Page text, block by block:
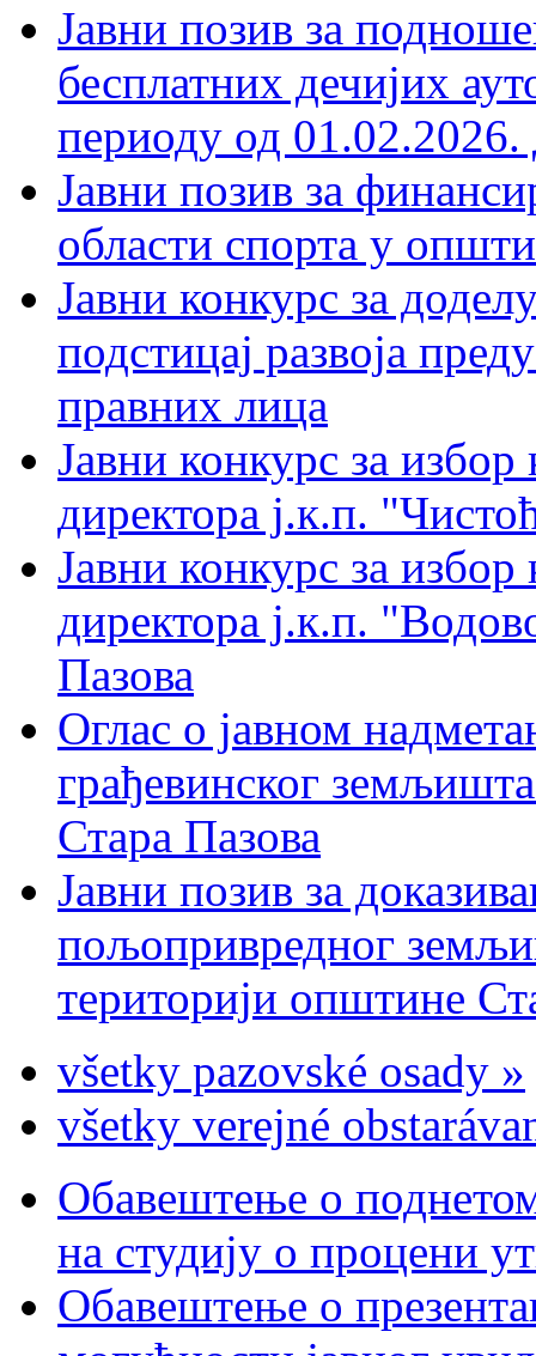
Јавни позив за
бесплатних дечијих
периоду од
Јавни позив за
области спорта у
Јавни конкурс за
подстицај развоја
правних лица
Јавни конкурс за
директора ј.к.п.
Јавни конкурс за
директора ј.к.п.
Пазова
Оглас о јавном
грађевинског
Стара Пазова
Јавни позив за
пољопривредног
територији општине
všetky pazovské osady »
všetky verejné
Обавештење о поднетом
на студију о процени
Обавештење о